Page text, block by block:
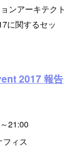
ンアーキテクト
に関するセッ
2017 報告
21:00
ィス